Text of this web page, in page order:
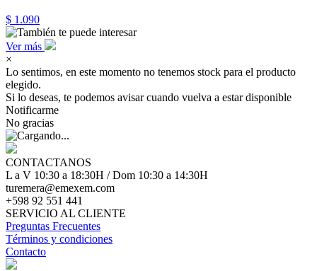
$ 1.090
Ver más
×
Lo sentimos, en este momento no tenemos stock para el producto
elegido.
Si lo deseas, te podemos avisar cuando vuelva a estar disponible
Notificarme
No gracias
CONTACTANOS
L a V 10:30 a 18:30H / Dom 10:30 a 14:30H
turemera@emexem.com
+598 92 551 441
SERVICIO AL CLIENTE
Preguntas Frecuentes
Términos y condiciones
Contacto